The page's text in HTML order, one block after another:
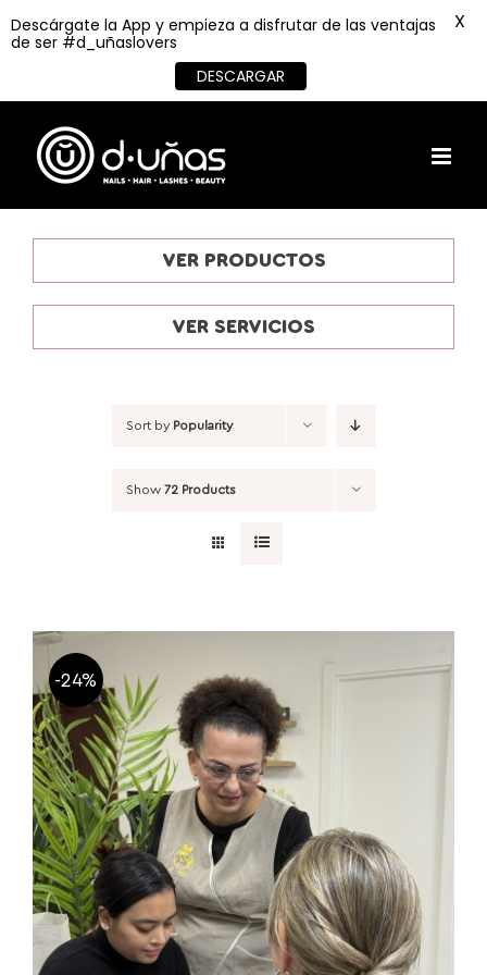
content
VER PRODUCTOS
VER SERVICIOS
Sort by Popularity
Show 72 Products
-24%
Descárgate la App y empieza a disfrutar de las ventajas
de ser #d_uñaslovers
DESCARGAR
X